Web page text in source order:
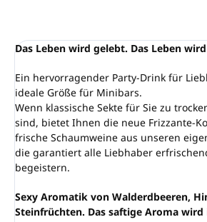
Das Leben wird gelebt. Das Leben
Ein hervorragender Party-Drink für
ideale Größe für Minibars.
Wenn klassische Sekte für Sie zu
sind, bietet Ihnen die neue Frizzante-
frische Schaumweine aus unseren
die garantiert alle Liebhaber
begeistern.
Sexy Aromatik von Walderdbeeren,
Steinfrüchten. Das saftige Aroma